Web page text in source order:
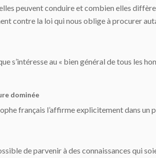
elles peuvent conduire et combien elles
contre la loi qui nous oblige à procurer
s’intéresse au « bien général de tous les
dominée
français l’affirme explicitement dans un
de parvenir à des connaissances qui